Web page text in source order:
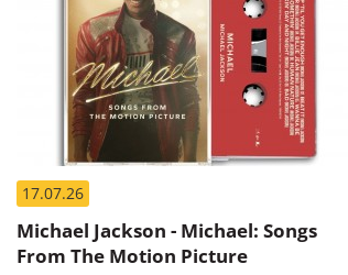
17.07.26
Michael Jackson - Michael: Songs
From The Motion Picture